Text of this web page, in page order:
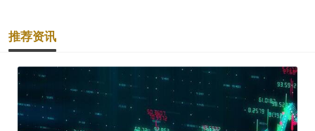
推荐资讯